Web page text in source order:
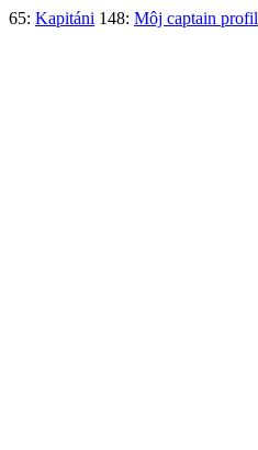
65: Kapitáni 148: Môj captain profil